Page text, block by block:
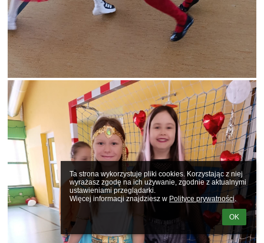
Ta strona wykorzystuje pliki cookies. Korzystając z niej
wyrażasz zgodę na ich używanie, zgodnie z aktualnymi
ustawieniami przeglądarki.
Więcej informacji znajdziesz w Polityce prywatności.
OK